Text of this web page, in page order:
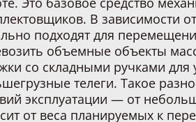
В зависимости
подходят для
объемные объекты
со складными ручками
телеги. Такое
эксплуатации — от
от веса планируемых к